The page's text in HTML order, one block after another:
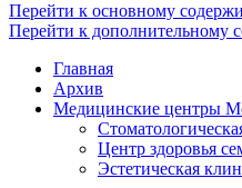
Перейти к основному
Перейти к дополнительному
Главная
Архив
Медицинские центры
Центр здоровья
Эстетическая